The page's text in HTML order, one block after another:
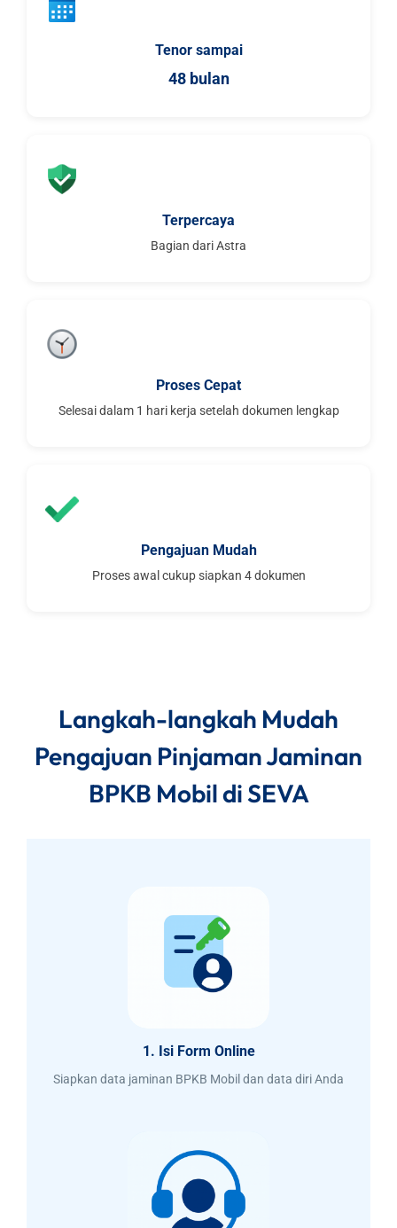
Tenor sampai
48 bulan
Terpercaya
Bagian dari Astra
Proses Cepat
Selesai dalam 1 hari kerja setelah dokumen lengkap
Pengajuan Mudah
Proses awal cukup siapkan 4 dokumen
Langkah-langkah Mudah
Pengajuan Pinjaman Jaminan
BPKB Mobil di SEVA
1. Isi Form Online
Siapkan data jaminan BPKB Mobil dan data diri Anda